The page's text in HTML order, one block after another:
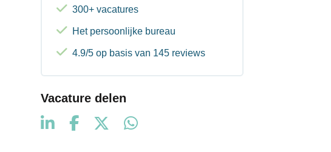
300+ vacatures
Het persoonlijke bureau
4.9/5 op basis van 145 reviews
Vacature delen